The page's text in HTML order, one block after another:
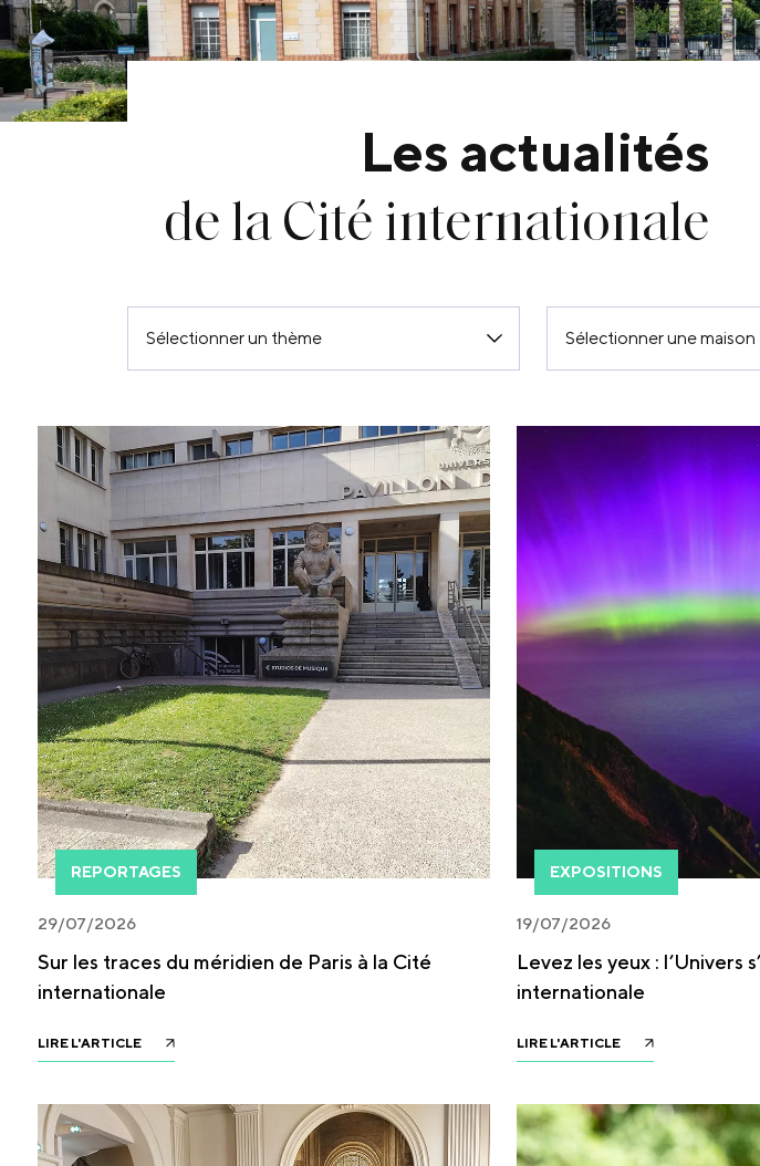
Les actualités
de la Cité internationale
Sélectionner un thème Sélectionner une maison
REPORTAGES
29/07/2026
Sur les traces du méridien de Paris à la Cité
internationale
LIRE L'ARTICLE
EXPOSITIONS
19/07/2026
Levez les yeux : l’Univers
internationale
LIRE L'ARTICLE